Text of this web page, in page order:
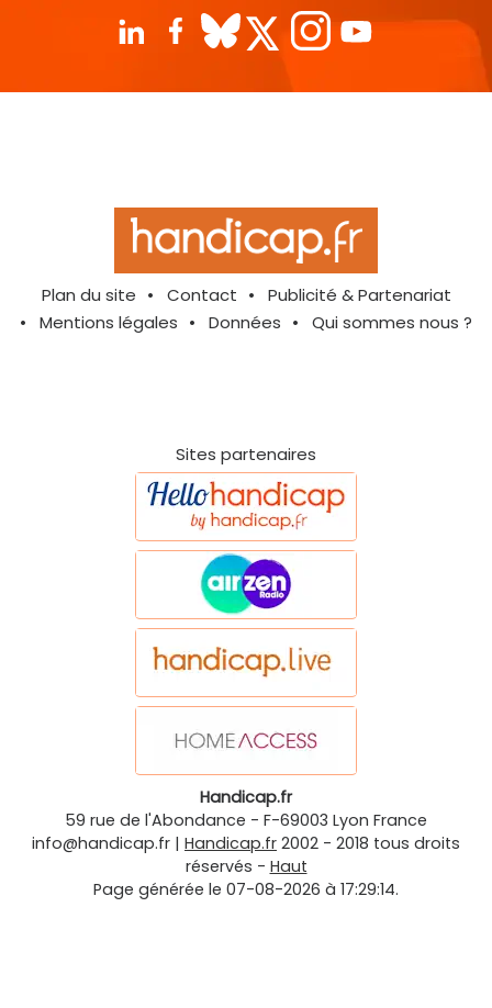
Plan du site Contact
Publicité & Partenariat
Mentions légales
Données Qui sommes nous ?
Sites partenaires
Handicap.fr
59 rue de l'Abondance - F-69003 Lyon France
info@handicap.fr | Handicap.fr 2002 - 2018 tous droits
réservés - Haut
Page générée le 07-08-2026 à 17:29:14.